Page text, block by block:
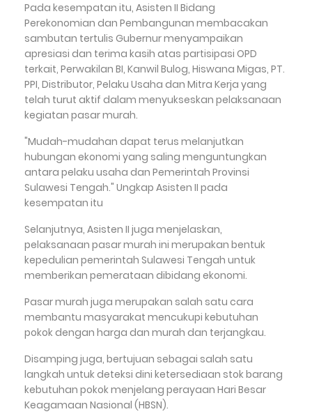
Pada kesempatan itu, Asisten II Bidang
Perekonomian dan Pembangunan membacakan
sambutan tertulis Gubernur menyampaikan
apresiasi dan terima kasih atas partisipasi OPD
terkait, Perwakilan BI, Kanwil Bulog, Hiswana Migas, PT.
PPI, Distributor, Pelaku Usaha dan Mitra Kerja yang
telah turut aktif dalam menyukseskan pelaksanaan
kegiatan pasar murah.
"Mudah-mudahan dapat terus melanjutkan
hubungan ekonomi yang saling menguntungkan
antara pelaku usaha dan Pemerintah Provinsi
Sulawesi Tengah." Ungkap Asisten II pada
kesempatan itu
Selanjutnya, Asisten II juga menjelaskan,
pelaksanaan pasar murah ini merupakan bentuk
kepedulian pemerintah Sulawesi Tengah untuk
memberikan pemerataan dibidang ekonomi.
Pasar murah juga merupakan salah satu cara
membantu masyarakat mencukupi kebutuhan
pokok dengan harga dan murah dan terjangkau.
Disamping juga, bertujuan sebagai salah satu
langkah untuk deteksi dini ketersediaan stok barang
kebutuhan pokok menjelang perayaan Hari Besar
Keagamaan Nasional (HBSN).